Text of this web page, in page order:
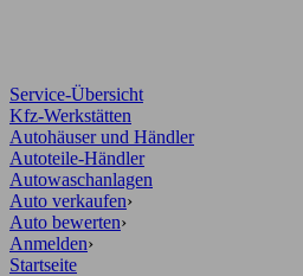
Service-Übersicht
Kfz-Werkstätten
Autohäuser und Händler
Autoteile-Händler
Autowaschanlagen
Auto verkaufen›
Auto bewerten›
Anmelden›
Startseite